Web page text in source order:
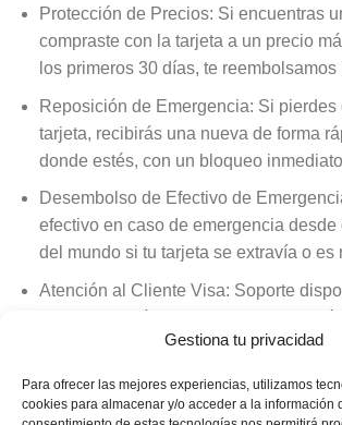
Gestiona tu privacidad
Para ofrecer las mejores experiencias, utilizamos
cookies para almacenar y/o acceder a la información
Protección de Precios: Si encuentras
compraste con la tarjeta a un precio
los primeros 30 días, te
Reposición de Emergencia: Si pierdes
tarjeta, recibirás una nueva de forma
donde estés, con un bloqueo
Desembolso de Efectivo de
efectivo en caso de emergencia
del mundo si tu tarjeta se extravía o es
Atención al Cliente Visa: Soporte
digitales y telefónicos.
Servicio de Información para el
asistencia y consejos gratuitos para